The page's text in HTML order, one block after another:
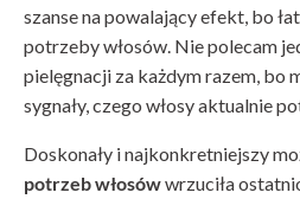
szanse na powalający efekt, bo
potrzeby włosów. Nie polecam
pielęgnacji za każdym razem, bo
sygnały, czego włosy aktualnie
Doskonały i najkonkretniejszy
potrzeb włosówwrzuciła